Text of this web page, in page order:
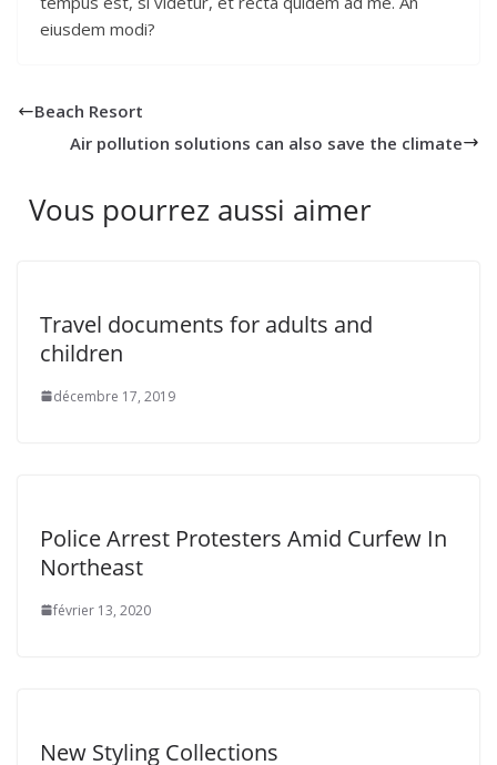
eiusdem modi?
Beach Resort
Air pollution solutions can also save the climate
Vous pourrez aussi aimer
Travel documents for adults and
children
décembre 17, 2019
Police Arrest Protesters Amid Curfew In
Northeast
février 13, 2020
New Styling Collections